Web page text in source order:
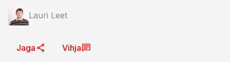
Lauri Leet
Jaga Vihja